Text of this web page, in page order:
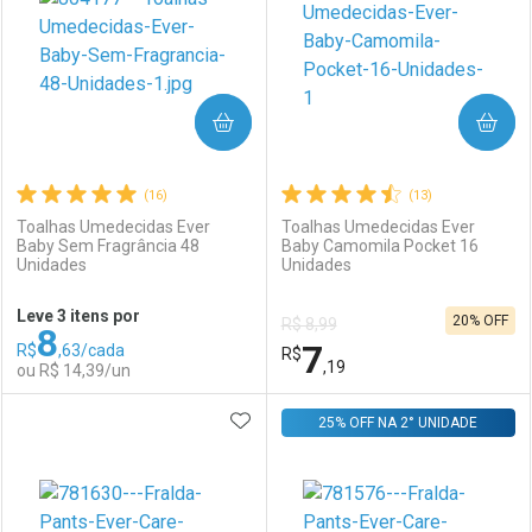
Comprar sem Desconto
Por R$ 58,99/cada
Comprar sem Desconto
Por R$ 58,99/cada
Comprar sem Desconto
Por R$ 7,19/cada
Comprar sem Desconto
Por R$ 7,19/cada
(16)
Toalhas Umedecidas Ever
Baby Sem Fragrância 48
Unidades
Leve 3 itens por
R$8,63/cada
ou R$ 14,39/un
COMPRAR
FECHAR
Laboratório
FECHAR
Por Menos
(13)
Toalhas Umedecidas Ever
Baby Camomila Pocket 16
Unidades
R$ 8,99
R$7,19
20% OFF
COMPRAR
Laboratório
Por Menos
ADICIONAR AOS FAVORITOS
25% OFF NA 2° UNIDADE